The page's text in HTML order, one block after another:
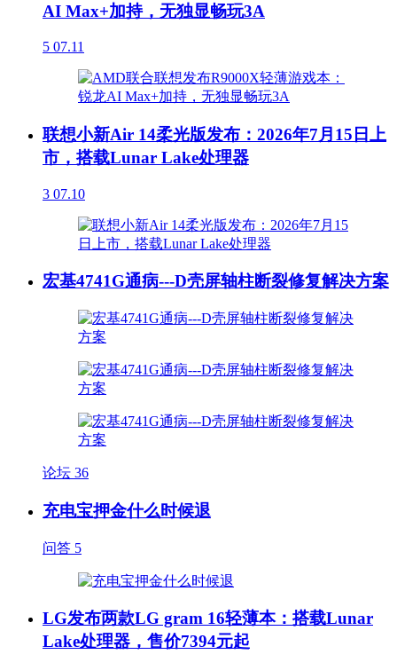
AI Max+加持，无独显畅玩3A
5 07.11
联想小新Air 14柔光版发布：2026年7月15日上
市，搭载Lunar Lake处理器
3 07.10
宏基4741G通病---D壳屏轴柱断裂修复解决方案
论坛 36
充电宝押金什么时候退
问答 5
LG发布两款LG gram 16轻薄本：搭载Lunar
Lake处理器，售价7394元起